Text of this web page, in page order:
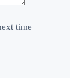
time